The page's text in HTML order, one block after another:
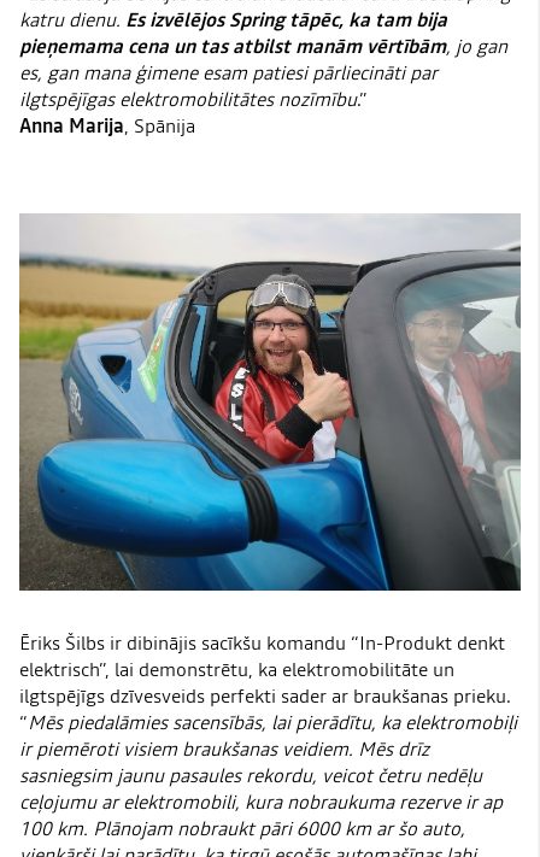
katru dienu. Es izvēlējos Spring tāpēc, ka tam bija
pieņemama cena un tas atbilst manām vērtībām, jo gan
es, gan mana ģimene esam patiesi pārliecināti par
ilgtspējīgas elektromobilitātes nozīmību.”
Anna Marija, Spānija
Ēriks Šilbs ir dibinājis sacīkšu komandu “In-Produkt denkt
elektrisch”, lai demonstrētu, ka elektromobilitāte un
ilgtspējīgs dzīvesveids perfekti sader ar braukšanas prieku.
“Mēs piedalāmies sacensībās, lai pierādītu, ka elektromobiļi
ir piemēroti visiem braukšanas veidiem. Mēs drīz
sasniegsim jaunu pasaules rekordu, veicot četru nedēļu
ceļojumu ar elektromobili, kura nobraukuma rezerve ir ap
100 km. Plānojam nobraukt pāri 6000 km ar šo auto,